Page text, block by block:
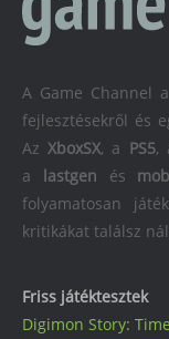
Friss játéktesztek
Digimon Story:
A Game Channel
fejlesztésekről és
AzXboxSX, a PS5,
a lastgen és
folyamatosan
kritikákat találsz